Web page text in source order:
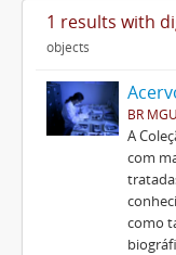
1 results with
objects
BR
A
com
como